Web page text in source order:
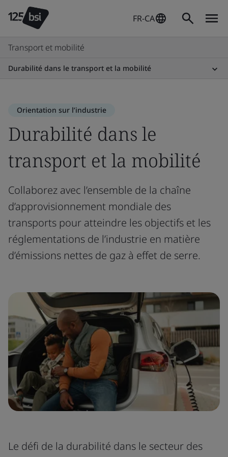
FR-CA
Transport et mobilité
Durabilité dans le transport et la mobilité
Orientation sur l’industrie
Durabilité dans le
transport et la mobilité
Collaborez avec l’ensemble de la chaîne
d’approvisionnement mondiale des
transports pour atteindre les objectifs et les
réglementations de l’industrie en matière
d’émissions nettes de gaz à effet de serre.
Le défi de la durabilité dans le secteur des